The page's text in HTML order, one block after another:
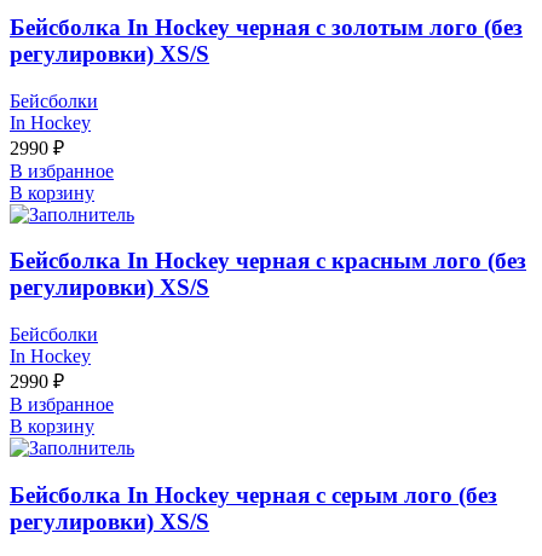
Бейсболка In Hockey черная с золотым лого (без
регулировки) XS/S
Бейсболки
In Hockey
2990 ₽
В избранное
В корзину
Бейсболка In Hockey черная с красным лого (без
регулировки) XS/S
Бейсболки
In Hockey
2990 ₽
В избранное
В корзину
Бейсболка In Hockey черная с серым лого (без
регулировки) XS/S